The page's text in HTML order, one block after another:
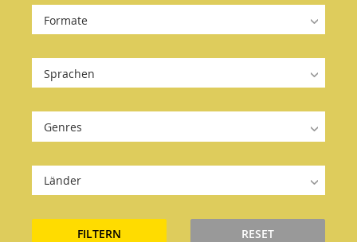
Formate
Sprachen
Genres
Länder
FILTERN RESET